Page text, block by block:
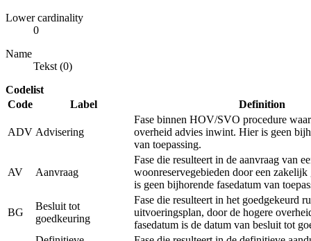
Lower cardinality
0
Name
Tekst (0)
Codelist
Code
Label Definition
ADV Advisering
Fase binnen HOV/SVO procedure
overheid advies inwint. Hier is geen
van toepassing.
AV Aanvraag
Fase die resulteert in de aanvraag van
woonreservegebieden door een
is geen bijhorende fasedatum van
BG
Besluit tot
goedkeuring
Fase die resulteert in het goedgekeurd
uitvoeringsplan, door de hogere
fasedatum is de datum van besluit tot